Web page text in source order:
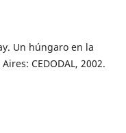
Un húngaro en la
CEDODAL, 2002.